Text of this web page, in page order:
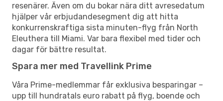
resenärer. Även om du bokar nära ditt avresedatum
hjälper vår erbjudandesegment dig att hitta
konkurrenskraftiga sista minuten-flyg från North
Eleuthera till Miami. Var bara flexibel med tider och
dagar för bättre resultat.
Spara mer med Travellink Prime
Våra Prime-medlemmar får exklusiva besparingar –
upp till hundratals euro rabatt på flyg, boende och